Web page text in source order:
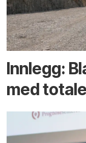
Innlegg:
med